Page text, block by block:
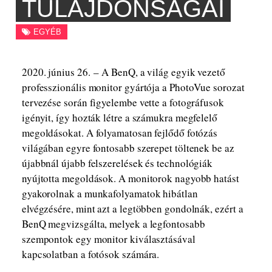
TULAJDONSÁGAI
EGYÉB
2020. június 26. – A BenQ, a világ egyik vezető
professzionális monitor gyártója a PhotoVue sorozat
tervezése során figyelembe vette a fotográfusok
igényit, így hozták létre a számukra megfelelő
megoldásokat. A folyamatosan fejlődő fotózás
világában egyre fontosabb szerepet töltenek be az
újabbnál újabb felszerelések és technológiák
nyújtotta megoldások. A monitorok nagyobb hatást
gyakorolnak a munkafolyamatok hibátlan
elvégzésére, mint azt a legtöbben gondolnák, ezért a
BenQ megvizsgálta, melyek a legfontosabb
szempontok egy monitor kiválasztásával
kapcsolatban a fotósok számára.